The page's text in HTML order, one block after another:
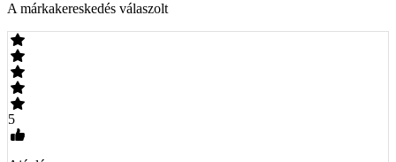
A márkakereskedés válaszolt
5